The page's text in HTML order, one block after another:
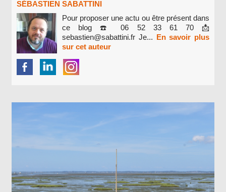
SÉBASTIEN SABATTINI
Pour proposer une actu ou être présent dans
ce blog ☎️ 06 52 33 61 70 📩
sebastien@sabattini.fr Je... En savoir plus
sur cet auteur